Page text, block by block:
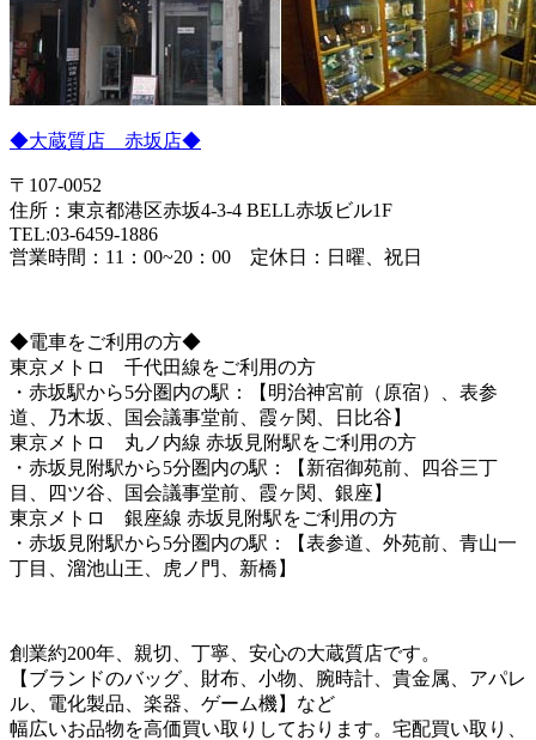
◆大蔵質店 赤坂店◆
〒107-0052
住所：東京都港区赤坂4-3-4 BELL赤坂ビル1F
TEL:03-6459-1886
営業時間：11：00~20：00 定休日：日曜、祝日
◆電車をご利用の方◆
東京メトロ 千代田線をご利用の方
・赤坂駅から5分圏内の駅：【明治神宮前（原宿）、表参
道、乃木坂、国会議事堂前、霞ヶ関、日比谷】
東京メトロ 丸ノ内線 赤坂見附駅をご利用の方
・赤坂見附駅から5分圏内の駅：【新宿御苑前、四谷三丁
目、四ツ谷、国会議事堂前、霞ヶ関、銀座】
東京メトロ 銀座線 赤坂見附駅をご利用の方
・赤坂見附駅から5分圏内の駅：【表参道、外苑前、青山一
丁目、溜池山王、虎ノ門、新橋】
創業約200年、親切、丁寧、安心の大蔵質店です。
【ブランドのバッグ、財布、小物、腕時計、貴金属、アパレ
ル、電化製品、楽器、ゲーム機】など
幅広いお品物を高価買い取りしております。宅配買い取り、